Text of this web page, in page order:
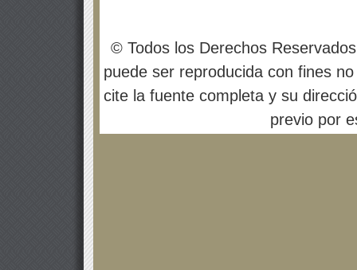
© Todos los Derechos
puede ser reproducida con fines
cite la fuente completa y su
previo por